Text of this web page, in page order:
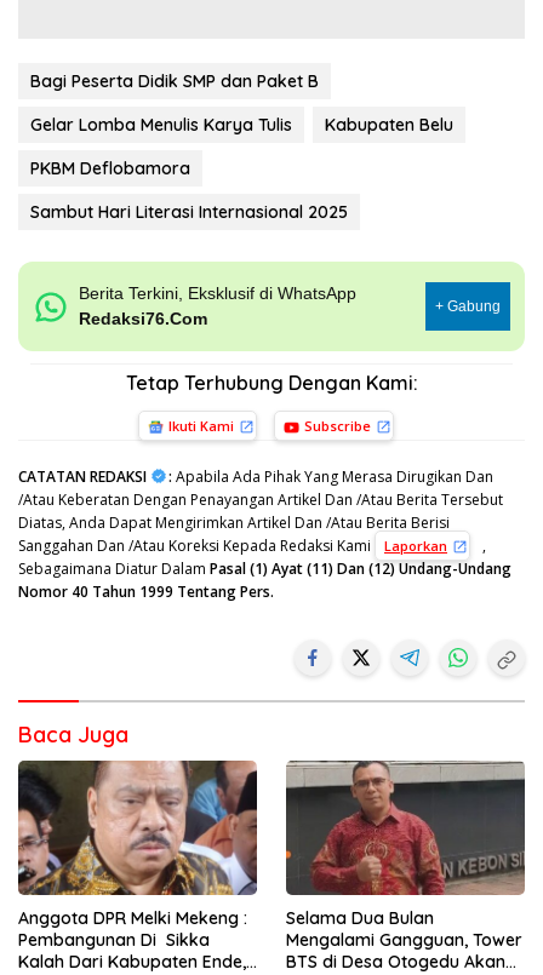
Bagi Peserta Didik SMP dan Paket B
Gelar Lomba Menulis Karya Tulis
Kabupaten Belu
PKBM Deflobamora
Sambut Hari Literasi Internasional 2025
Berita Terkini, Eksklusif di WhatsApp
Redaksi76.Com
+ Gabung
Tetap Terhubung Dengan Kami:
Ikuti Kami Subscribe
CATATAN REDAKSI : Apabila Ada Pihak Yang Merasa Dirugikan Dan
/Atau Keberatan Dengan Penayangan Artikel Dan /Atau Berita Tersebut
Diatas, Anda Dapat Mengirimkan Artikel Dan /Atau Berita Berisi
Sanggahan Dan /Atau Koreksi Kepada Redaksi Kami
Laporkan
,
Sebagaimana Diatur Dalam Pasal (1) Ayat (11) Dan (12) Undang-Undang
Nomor 40 Tahun 1999 Tentang Pers.
Baca Juga
Anggota DPR Melki Mekeng :
Pembangunan Di Sikka
Kalah Dari Kabupaten Ende,
Selama Dua Bulan
Mengalami Gangguan, Tower
BTS di Desa Otogedu Akan